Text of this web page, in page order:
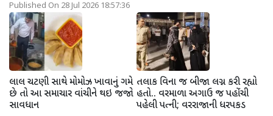
Published On 28 Jul 2026 18:57:36
લાલ ચટણી સાથે મોમોઝ ખાવાનું ગમે
છે તો આ સમાચાર વાંચીને થઇ જજો
સાવધાન
તલાક વિના જ બીજા લગ્ન કરી રહ્યો
હતો.. વરમાળા અગાઉ જ પહોંચી
પહેલી પત્ની; વરરાજાની ધરપકડ